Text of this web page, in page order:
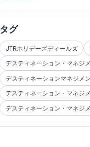
タグ
JTRホリデーズディールズ
デスティネーション・マネジ
デスティネーションマネジメ
デスティネーション・マネジ
デスティネーション・マネジ